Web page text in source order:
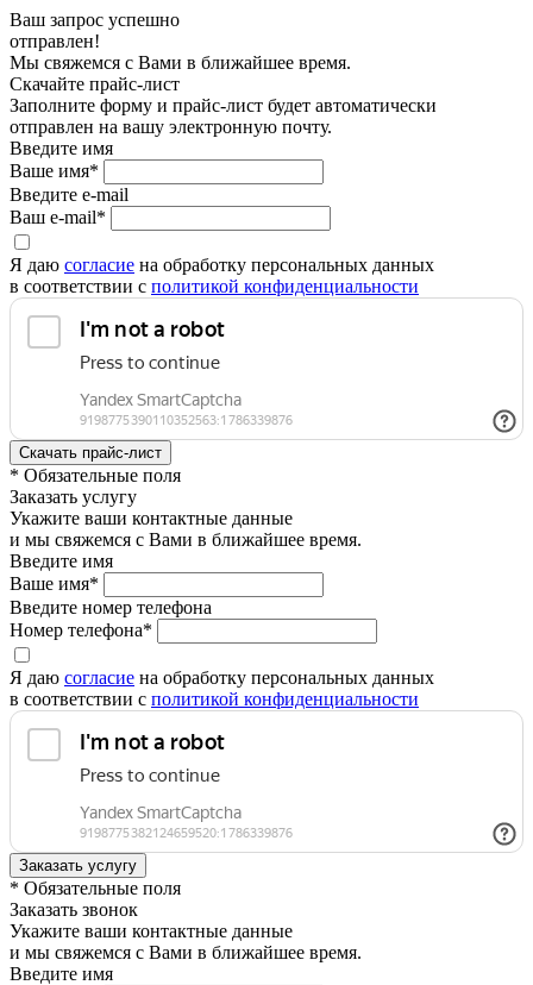
Ваш запрос успешно
отправлен!
Мы свяжемся с Вами в ближайшее время.
Скачайте прайс-лист
Заполните форму и прайс-лист будет автоматически
отправлен на вашу электронную почту.
Введите имя
Ваше имя*
Введите e-mail
Ваш e-mail*
Я даю согласие на обработку персональных данных
в соответствии с политикой конфиденциальности
* Обязательные поля
Заказать услугу
Укажите ваши контактные данные
и мы свяжемся с Вами в ближайшее время.
Введите имя
Ваше имя*
Введите номер телефона
Номер телефона*
Я даю согласие на обработку персональных данных
в соответствии с политикой конфиденциальности
* Обязательные поля
Заказать звонок
Укажите ваши контактные данные
и мы свяжемся с Вами в ближайшее время.
Введите имя